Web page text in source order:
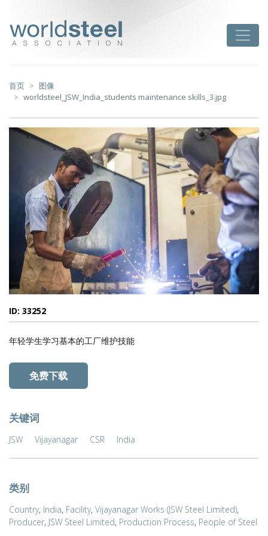
首页
图像
worldsteel_JSW_India_students maintenance skills_3.jpg
ID: 33252
年轻学生学习基本的工厂维护技能
免费下载
关键词
JSW Vijayanagar CSR India
类别
Country, India, Facility, Vijayanagar Works (JSW Steel Limited),
Producer, JSW Steel Limited, Production Process, People of Steel